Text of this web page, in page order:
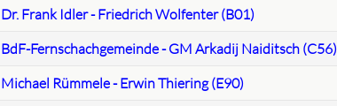
Dr. Frank Idler - Friedrich Wolfenter (B01)
BdF-Fernschachgemeinde - GM Arkadij Naiditsch (C56)
Michael Rümmele - Erwin Thiering (E90)